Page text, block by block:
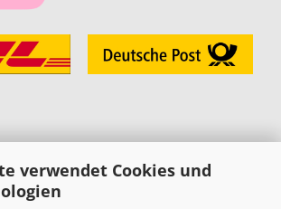
verwendet Cookies und